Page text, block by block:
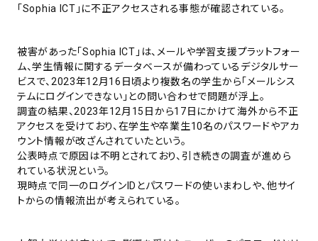
「Sophia ICT」に不正アクセスされる事態が確認されている。
被害があった「Sophia ICT」は、メールや学習支援プラットフォー
ム、学生情報に関するデータベースが備わっているデジタルサー
ビスで、2023年12月16日頃より複数名の学生から「メールシス
テムにログインできない」との問い合わせで問題が浮上。
調査の結果、2023年12月15日から17日にかけて海外から不正
アクセスを受けており、在学生や卒業生10名のパスワードやアカ
ウント情報が改ざんされていたという。
公表時点で原因は不明とされており、引き続きの調査が進めら
れている状況という。
現時点で同一のログインIDとパスワードの使いまわしや、他サイ
トからの情報流出が考えられている。